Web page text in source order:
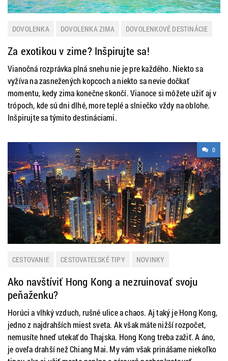
DOVOLENKA DOVOLENKA ZIMA
DOVOLENKOVÉ DESTINÁCIE
NOVINKY
Za exotikou v zime? Inšpirujte sa!
Vianočná rozprávka plná snehu nie je pre každého. Niekto sa
vyžíva na zasnežených kopcoch a niekto sa nevie dočkať
momentu, kedy zima konečne skončí. Vianoce si môžete užiť aj v
trópoch, kde sú dni dlhé, more teplé a slniečko vždy na oblohe.
Inšpirujte sa týmito destináciami.
0
CESTOVANIE CESTOVATEĽSKÉ TIPY NOVINKY
Ako navštíviť Hong Kong a nezruinovať svoju
peňaženku?
Horúci a vlhký vzduch, rušné ulice a chaos. Aj taký je Hong Kong,
jedno z najdrahších miest sveta. Ak však máte nižší rozpočet,
nemusíte hneď utekať do Thajska. Hong Kong treba zažiť. A áno,
je oveľa drahší než Chiang Mai. My vám však prinášame niekoľko